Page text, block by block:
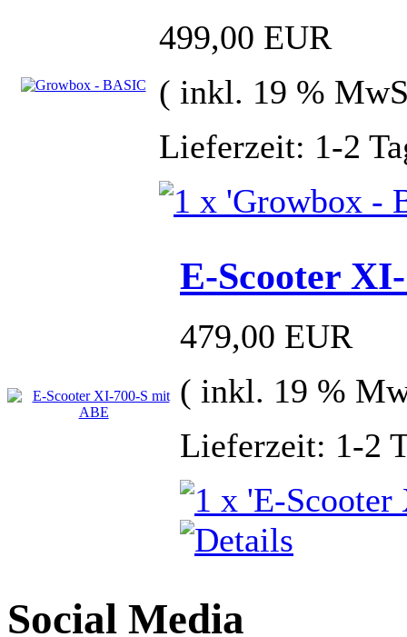
499,00 EUR
( inkl. 19 %
Lieferzeit: 1-2
E-Scooter
479,00 EUR
( inkl. 19 %
Lieferzeit: 1-2
Social Media